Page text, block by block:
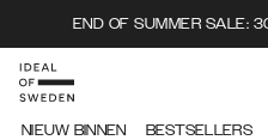
END OF SUMMER SALE:
NIEUW BINNEN BESTSELLERS